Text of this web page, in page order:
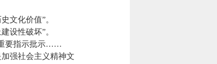
文化价值”。
设性破坏”。
要指示批示……
强社会主义精神文